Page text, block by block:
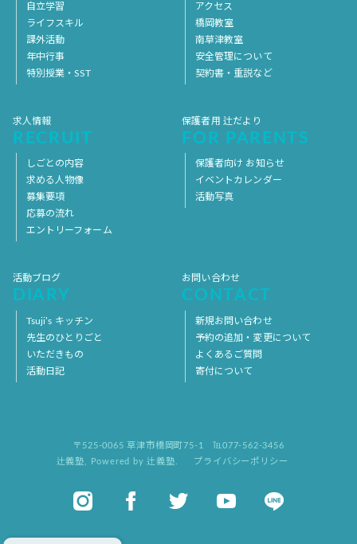
自立学習
ライフスキル
課外活動
年中行事
特別授業・SST
アクセス
橋岡教室
南草津教室
安全管理について
契約書・重説など
求人情報
RECRUIT
しごとの内容
求める人物像
募集要項
応募の流れ
エントリーフォーム
保護者用 辻だより
FOR PARENTS
保護者向け お知らせ
イベントカレンダー
活動写真
活動ブログ
DIARY
Tsuji’s キッチン
先生のひとりごと
いただきもの
活動日記
お問い合わせ
CONTACT
新規お問い合わせ
予約の追加・変更について
よくあるご質問
寄付について
〒525-0065 草津市橋岡町75-1
℡077-562-3456
辻義塾
Powered by 辻義塾. プライバシーポリシー